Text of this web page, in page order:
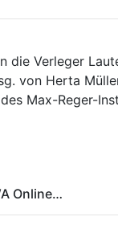
die Verleger
von Herta
Max-Reger-
Online…